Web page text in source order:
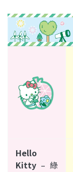
Hello
Kitty – 綠